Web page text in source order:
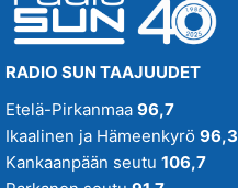
RADIO SUN TAAJUUDET
Etelä-Pirkanmaa 96,7
Ikaalinen ja Hämeenkyrö 96,3
Kankaanpään seutu 106,7